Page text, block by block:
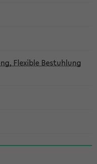
Flexible Bestuhlung